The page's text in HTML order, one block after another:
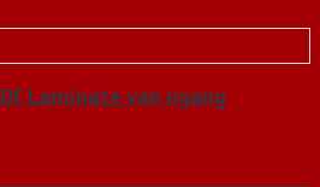
Laminate van ngang